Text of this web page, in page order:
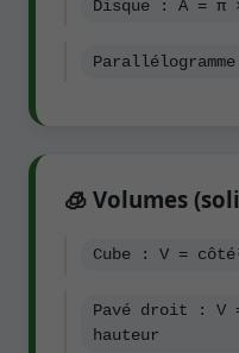
Disque : A = π
🧊 Volumes
Cube : V =
Pavé droit : V
hauteur